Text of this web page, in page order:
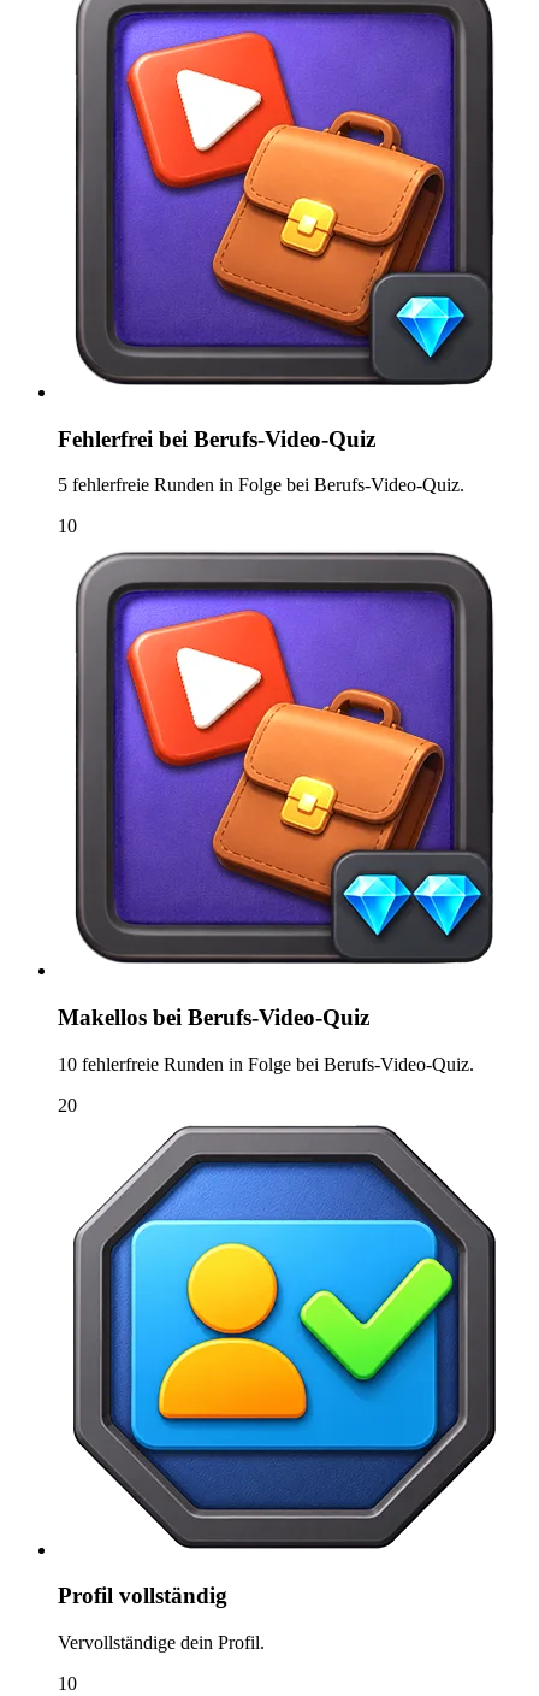
Fehlerfrei bei Berufs-Video-Quiz
5 fehlerfreie Runden in Folge bei Berufs-Video-Quiz.
10
Makellos bei Berufs-Video-Quiz
10 fehlerfreie Runden in Folge bei Berufs-Video-Quiz.
20
Profil vollständig
Vervollständige dein Profil.
10